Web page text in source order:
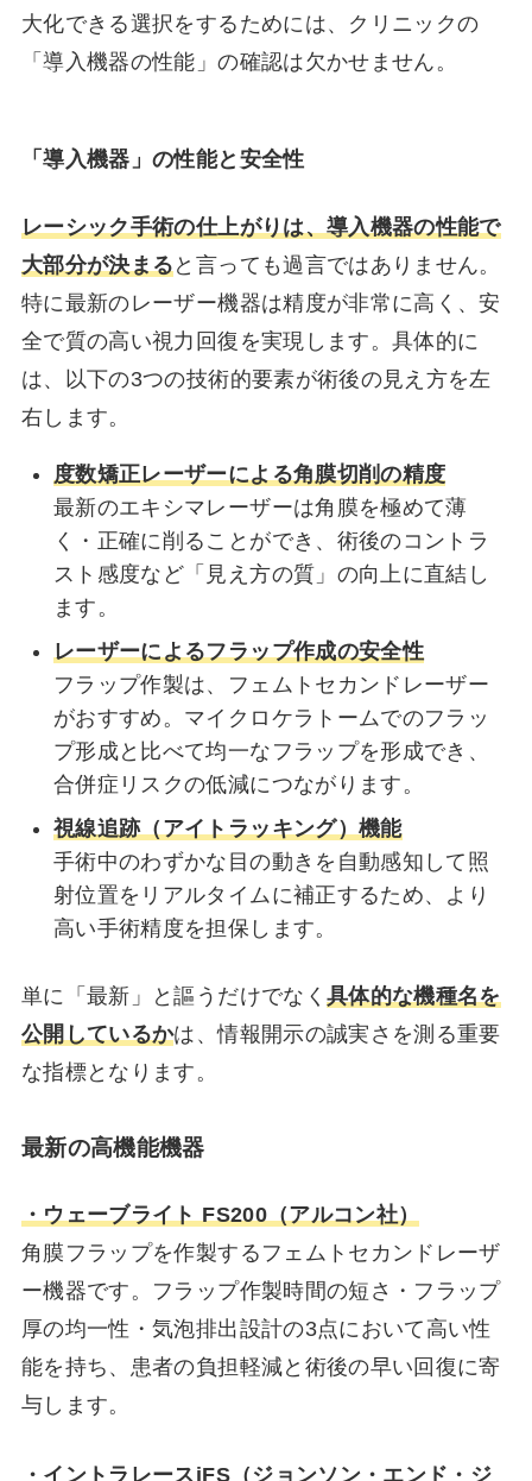
大化できる選択をするためには、クリニックの
「導入機器の性能」の確認は欠かせません。
「導入機器」の性能と安全性
レーシック手術の仕上がりは、導入機器の性能で
大部分が決まる と言っても過言ではありません。
特に最新のレーザー機器は精度が非常に高く、安
全で質の高い視力回復を実現します。具体的に
は、以下の3つの技術的要素が術後の見え方を左
右します。
度数矯正レーザーによる角膜切削の精度
最新のエキシマレーザーは角膜を極めて薄
く・正確に削ることができ、術後のコントラ
スト感度など「見え方の質」の向上に直結し
ます。
レーザーによるフラップ作成の安全性
フラップ作製は、フェムトセカンドレーザー
がおすすめ。マイクロケラトームでのフラッ
プ形成と比べて均一なフラップを形成でき、
合併症リスクの低減につながります。
視線追跡（アイトラッキング）機能
手術中のわずかな目の動きを自動感知して照
射位置をリアルタイムに補正するため、より
高い手術精度を担保します。
単に「最新」と謳うだけでなく 具体的な機種名を
公開しているかは、情報開示の誠実さを測る重要
な指標となります。
最新の高機能機器
・ウェーブライト FS200（アルコン社）
角膜フラップを作製するフェムトセカンドレーザ
ー機器です。フラップ作製時間の短さ・フラップ
厚の均一性・気泡排出設計の3点において高い性
能を持ち、患者の負担軽減と術後の早い回復に寄
与します。
・イントラレースiFS（ジョンソン・エンド・ジ